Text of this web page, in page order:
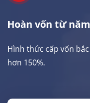
Hoàn vốn từ
Hình thức cấp vốn
hơn 150%.